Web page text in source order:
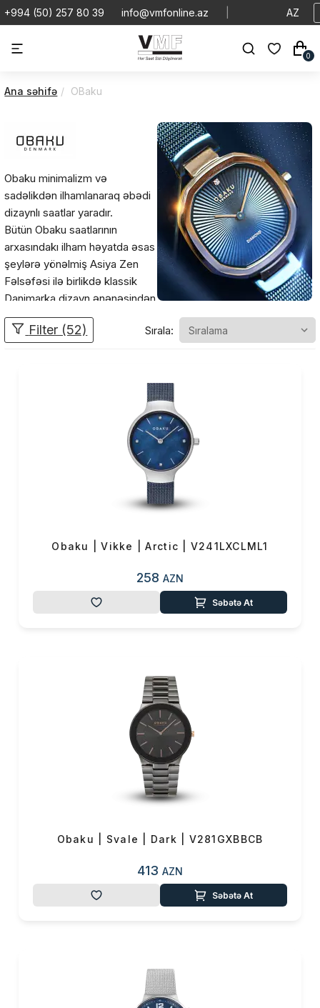
+994 (50) 257 80 39 info@vmfonline.az AZ
0
Ana səhifə OBaku
Obaku minimalizm və
sadəlikdən ilhamlanaraq əbədi
dizaynlı saatlar yaradır.
Bütün Obaku saatlarının
arxasındakı ilham həyatda əsas
şeylərə yönəlmiş Asiya Zen
Fəlsəfəsi ilə birlikdə klassik
Danimarka dizayn ənənəsindən
gəlir. Minlərlə kilometr
məsafədə yaranan ənənələri
qovuşduğu dizaynlar yaratdı.
dəbdəbəli materialları və unikal
dizaynları sərfəli qiymətlərlə
Filter (52) Sırala:
Obaku | Vikke | Arctic | V241LXCLML1
258 AZN
Səbətə At
Obaku | Svale | Dark | V281GXBBCB
413 AZN
Səbətə At